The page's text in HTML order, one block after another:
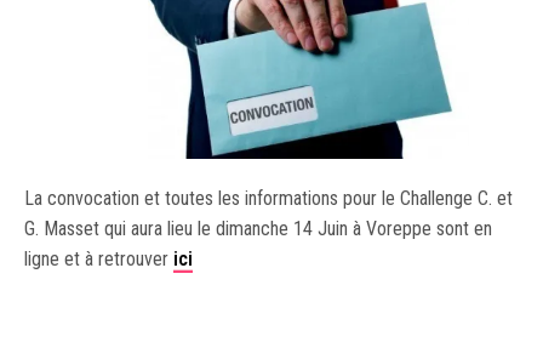
La convocation et toutes les informations pour le Challenge C. et
G. Masset qui aura lieu le dimanche 14 Juin à Voreppe sont en
ligne et à retrouver ici